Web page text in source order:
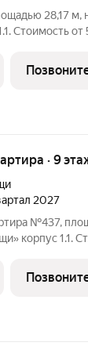
28,17 м,
от 5933051 руб.
по
· 9
2027
№437,
1.1. Стоимость